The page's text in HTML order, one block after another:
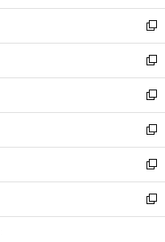
開
く
ウ
で
開
く
ン
ド
ウ
で
開
く
新
し
い
ウ
ィ
ン
ド
ウ
で
開
く
新
し
い
ウ
ィ
ン
ド
ウ
で
開
新
し
い
ウ
ィ
ン
ド
ウ
新
し
い
ウ
ィ
ン
新
し
い
ウ
新
し